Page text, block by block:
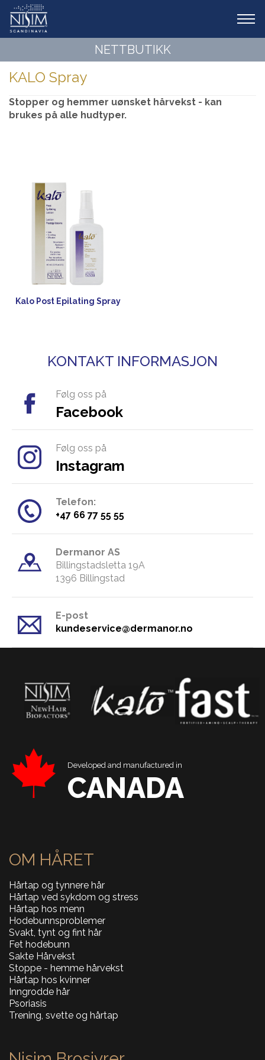
NETTBUTIKK
KALO Spray
Stopper og hemmer uønsket hårvekst - kan
brukes på alle hudtyper.
Kalo Post Epilating Spray
KONTAKT INFORMASJON
Følg oss på
Facebook
Følg oss på
Instagram
Telefon:
​+47 66 77 55 55
Dermanor AS
Billingstadsletta 19A
​1396 Billingstad
E-post
kundeservice@dermanor.no
Developed and manufactured in
CANADA
OM HÅRET
Hårtap og tynnere hår
Hårtap ved sykdom og stress
Hårtap hos menn
Hodebunnsproblemer
Svakt, tynt og fint hår
Fet hodebunn
Sakte Hårvekst
Stoppe - hemme hårvekst
Hårtap hos kvinner
Inngrodde hår
Psoriasis
Trening, svette og hårtap